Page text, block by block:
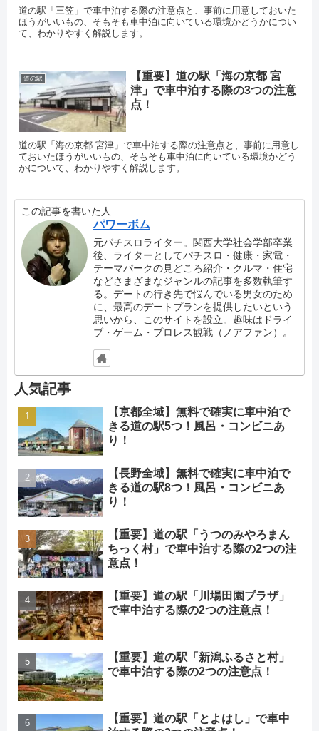
道の駅「三笠」で車中泊する際の注意点と、事前に用意しておいた
ほうがいいもの、そもそも車中泊に向いている環境かどうかについ
て、わかりやすく解説します。
道の駅
【重要】道の駅「海の京都 宮
津」で車中泊する際の3つの注意
点！
道の駅「海の京都 宮津」で車中泊する際の注意点と、事前に用意し
ておいたほうがいいもの、そもそも車中泊に向いている環境かどう
かについて、わかりやすく解説します。
この記事を書いた人
パワーボム
元パチスロライター。関西大学社会学部卒業
後、ライターとしてパチスロ・健康・家電・
テーマパークの見どころ紹介・クルマ・住宅
などさまざまなジャンルの記事を多数執筆す
る。デートの行き先で悩んでいる男女のため
に、最高のデートプランを提供したいという
思いから、このサイトを設立。趣味はドライ
ブ・ゲーム・プロレス観戦（ノアファン）。
人気記事
【京都全域】無料で確実に車中泊で
きる道の駅5つ！風呂・コンビニあ
り！
【長野全域】無料で確実に車中泊で
きる道の駅8つ！風呂・コンビニあ
り！
【重要】道の駅「うつのみやろまん
ちっく村」で車中泊する際の2つの注
意点！
【重要】道の駅「川場田園プラザ」
で車中泊する際の2つの注意点！
【重要】道の駅「新潟ふるさと村」
で車中泊する際の2つの注意点！
【重要】道の駅「とよはし」で車中